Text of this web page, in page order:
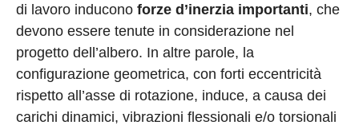
di lavoro inducono forze d’inerzia importanti, che
devono essere tenute in considerazione nel
progetto dell’albero. In altre parole, la
configurazione geometrica, con forti eccentricità
rispetto all’asse di rotazione, induce, a causa dei
carichi dinamici, vibrazioni flessionali e/o torsionali